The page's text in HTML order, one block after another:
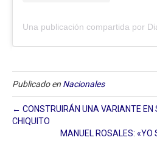
Publicado en Nacionales
← CONSTRUIRÁN UNA VARIANTE EN
CHIQUITO
MANUEL ROSALES: